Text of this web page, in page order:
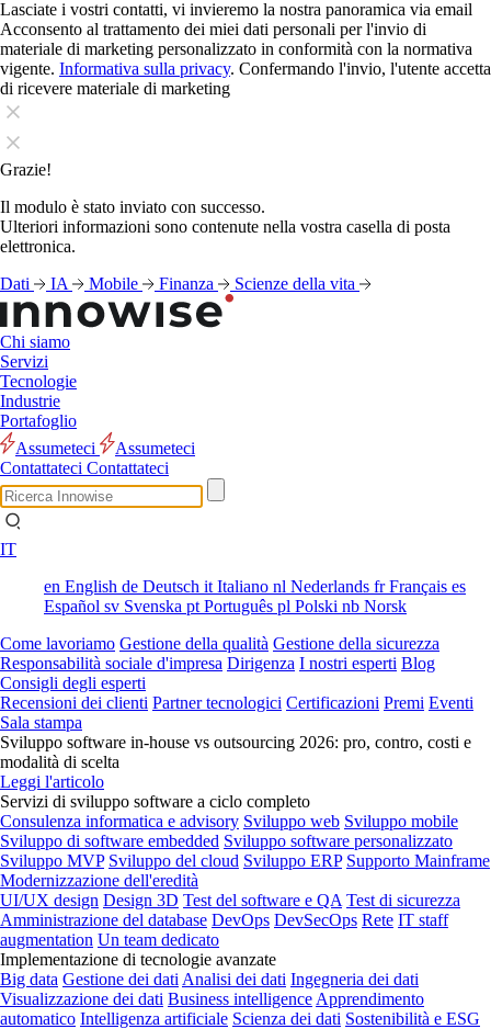
Lasciate i vostri contatti, vi invieremo la nostra panoramica via email
Acconsento al trattamento dei miei dati personali per l'invio di
materiale di marketing personalizzato in conformità con la normativa
vigente. Informativa sulla privacy. Confermando l'invio, l'utente accetta
di ricevere materiale di marketing
Grazie!
Il modulo è stato inviato con successo.
Ulteriori informazioni sono contenute nella vostra casella di posta
elettronica.
Dati
IA Mobile Finanza Scienze della vita
Chi siamo
Servizi
Tecnologie
Industrie
Portafoglio
Assumeteci
Assumeteci
Contattateci Contattateci
IT
en English de Deutsch it Italiano nl Nederlands frFrançais es
Español sv Svenska pt Português pl Polski nb Norsk
Come lavoriamo Gestione della qualità Gestione della sicurezza
Responsabilità sociale d'impresa Dirigenza I nostri esperti Blog
Consigli degli esperti
Recensioni dei clienti Partner tecnologici Certificazioni Premi Eventi
Sala stampa
Sviluppo software in-house vs outsourcing 2026: pro, contro, costi e
modalità di scelta
Leggi l'articolo
Servizi di sviluppo software a ciclo completo
Consulenza informatica e advisory Sviluppo web Sviluppo mobile
Sviluppo di software embedded Sviluppo software personalizzato
Sviluppo MVP Sviluppo del cloud Sviluppo ERP Supporto Mainframe
Modernizzazione dell'eredità
UI/UX design Design 3D Test del software e QA Test di sicurezza
Amministrazione del database DevOps DevSecOps Rete IT staff
augmentation Un team dedicato
Implementazione di tecnologie avanzate
Big data Gestione dei dati Analisi dei dati Ingegneria dei dati
Visualizzazione dei dati Business intelligence Apprendimento
automatico Intelligenza artificiale Scienza dei dati Sostenibilità e ESG